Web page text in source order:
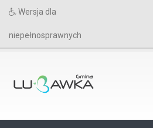
Wersja dla
niepełnosprawnych